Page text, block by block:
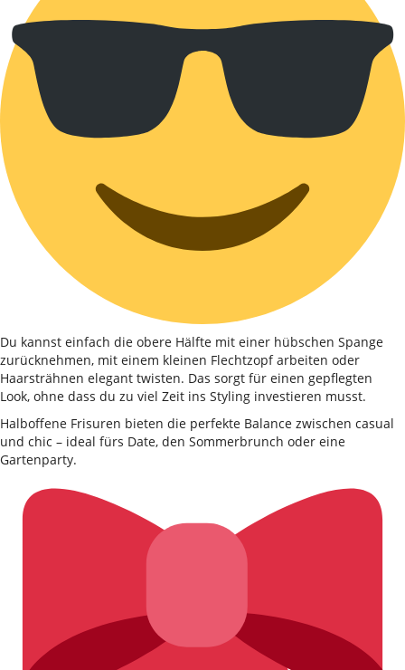
Du kannst einfach die obere Hälfte mit einer hübschen Spange
zurücknehmen, mit einem kleinen Flechtzopf arbeiten oder
Haarsträhnen elegant twisten. Das sorgt für einen gepflegten
Look, ohne dass du zu viel Zeit ins Styling investieren musst.
Halboffene Frisuren bieten die perfekte Balance zwischen casual
und chic – ideal fürs Date, den Sommerbrunch oder eine
Gartenparty.